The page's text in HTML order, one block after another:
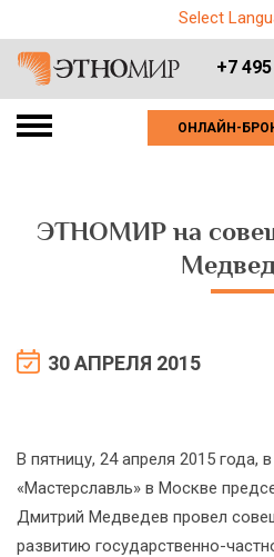
Select
+7
ОНЛАЙН-
ЭТНОМИР на
30 АПРЕЛЯ 2015
В пятницу, 24 апреля 2015 года,
«Мастерславль» в Москве
Дмитрий Медведев провел
развитию государственно-